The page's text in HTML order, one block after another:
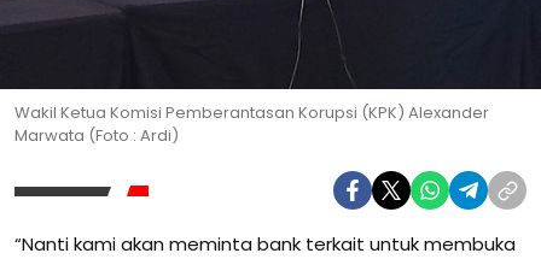
Wakil Ketua Komisi Pemberantasan Korupsi (KPK) Alexander
Marwata (Foto : Ardi)
“Nanti kami akan meminta bank terkait untuk membuka